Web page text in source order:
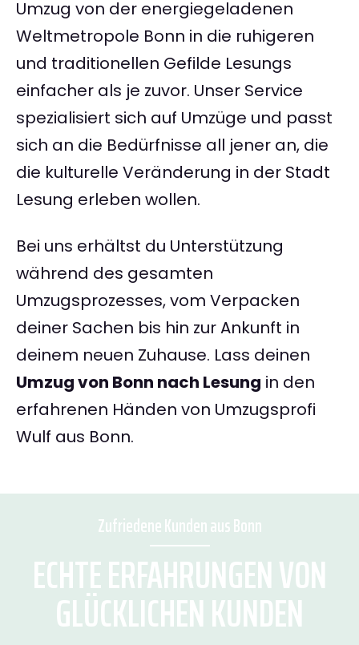
Umzug von der energiegeladenen
Weltmetropole Bonn in die ruhigeren
und traditionellen Gefilde Lesungs
einfacher als je zuvor. Unser Service
spezialisiert sich auf Umzüge und passt
sich an die Bedürfnisse all jener an, die
die kulturelle Veränderung in der Stadt
Lesung erleben wollen.
Bei uns erhältst du Unterstützung
während des gesamten
Umzugsprozesses, vom Verpacken
deiner Sachen bis hin zur Ankunft in
deinem neuen Zuhause. Lass deinen
Umzug von Bonn nach Lesung in den
erfahrenen Händen von Umzugsprofi
Wulf aus Bonn.
Zufriedene Kunden aus Bonn
ECHTE ERFAHRUNGEN VON
GLÜCKLICHEN KUNDEN